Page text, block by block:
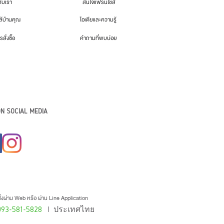
บ้านคุณ
สั่งซื้อ
ไอเดียและความรู้
คำถามที่พบบ่อย
SOCIAL MEDIA
าน Web หรือ ผ่าน Line Application
581-5828 l ประเทศไทย